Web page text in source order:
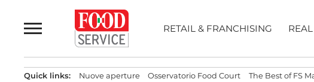
al
contenuto
RETAIL & FRANCHISING
Quick links: Nuove aperture Osservatorio Food Court The Best of FS